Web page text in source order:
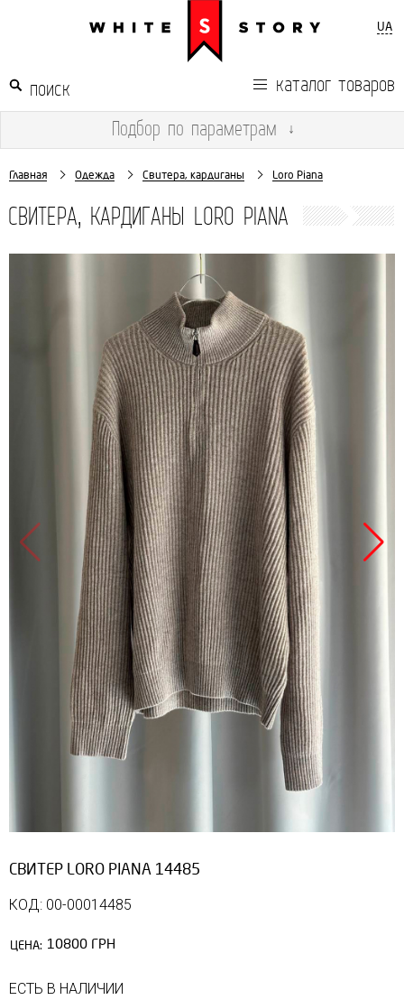
UA
каталог товаров
Подбор по параметрам ↓
Главная Одежда Свитера, кардиганы Loro Piana
СВИТЕРА, КАРДИГАНЫ LORO PIANA
СВИТЕР LORO PIANA 14485
КОД: 00-00014485
ЦЕНА: 10800 ГРН
ЕСТЬ В НАЛИЧИИ